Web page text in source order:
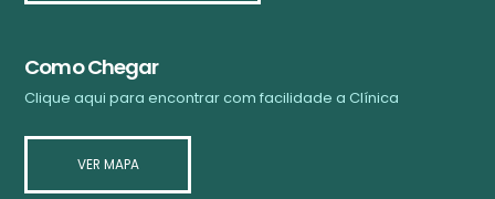
Como Chegar
Clique aqui para encontrar com facilidade a Clínica
VER MAPA